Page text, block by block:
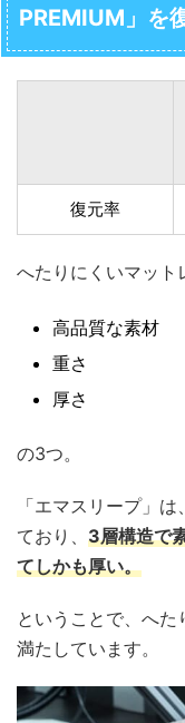
PREMIUM」を
復元率
へたりにくいマット
高品質な素材
重さ
厚さ
の3つ。
「エマスリープ」は、
ており、 3層構造で
てしかも厚い。
ということで、へ
満たしています。